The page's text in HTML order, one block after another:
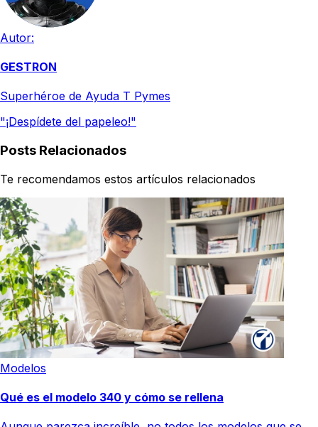
Autor:
GESTRON
Superhéroe de Ayuda T Pymes
"¡Despídete del papeleo!"
Posts Relacionados
Te recomendamos estos artículos relacionados
Modelos
Qué es el modelo 340 y cómo se rellena